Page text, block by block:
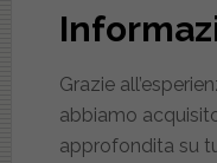
Grazie
abbiamo
approfondita su